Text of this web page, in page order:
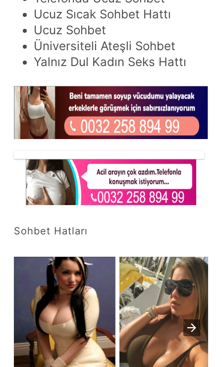
Ucuz Sıcak Sohbet Hattı
Ucuz Sohbet
Üniversiteli Ateşli Sohbet
Yalnız Dul Kadın Seks Hattı
Sohbet Hatları